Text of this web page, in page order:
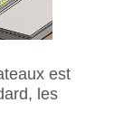
est
les